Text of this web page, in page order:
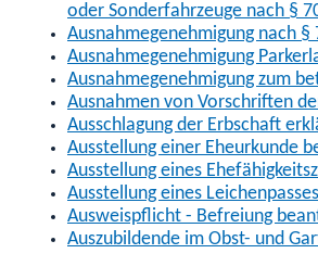
oder Sonderfahrzeuge nach §
Ausnahmegenehmigung nach
Ausnahmegenehmigung
Ausnahmegenehmigung zum
Ausnahmen von Vorschriften
Ausschlagung der Erbschaft
Ausstellung einer Eheurkunde
Ausstellung eines
Ausstellung eines
Ausweispflicht - Befreiung
Auszubildende im Obst- und